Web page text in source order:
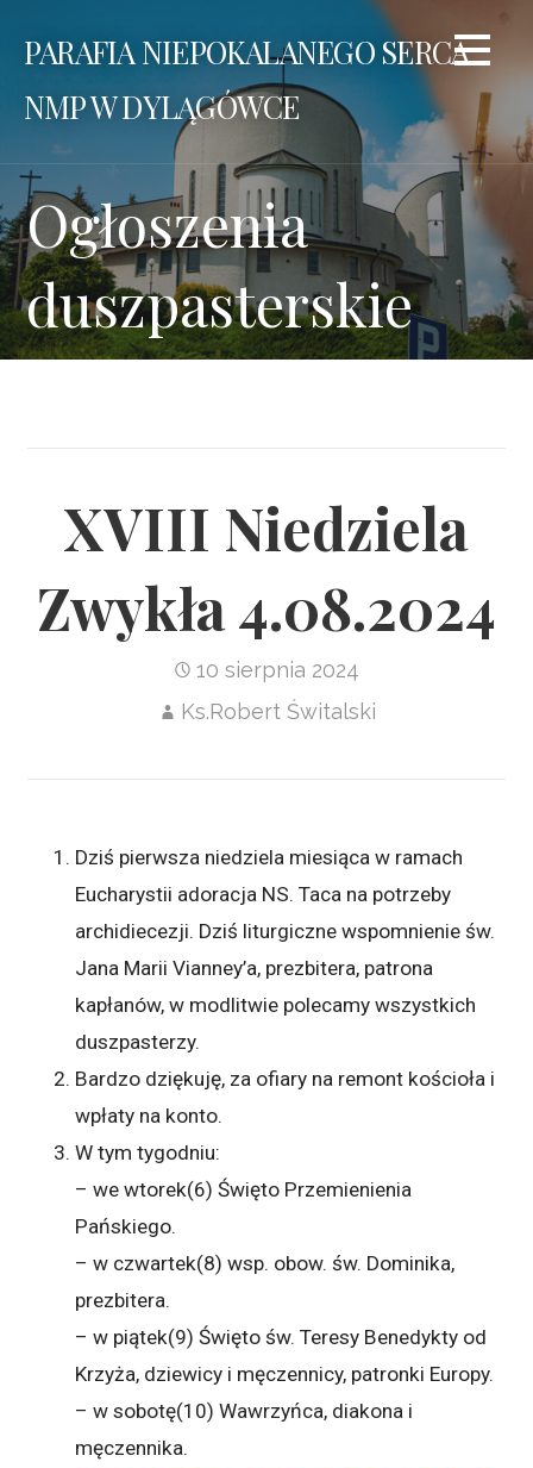
PARAFIA NIEPOKALANEGO SERCA
NMP W DYLĄGÓWCE
Ogłoszenia
duszpasterskie
XVIII Niedziela
Zwykła 4.08.2024
10 sierpnia 2024
Ks.Robert Świtalski
Dziś pierwsza niedziela miesiąca w ramach
Eucharystii adoracja NS. Taca na potrzeby
archidiecezji. Dziś liturgiczne wspomnienie św.
Jana Marii Vianney’a, prezbitera, patrona
kapłanów, w modlitwie polecamy wszystkich
duszpasterzy.
Bardzo dziękuję, za ofiary na remont kościoła i
wpłaty na konto.
W tym tygodniu:
– we wtorek(6) Święto Przemienienia
Pańskiego.
– w czwartek(8) wsp. obow. św. Dominika,
prezbitera.
– w piątek(9) Święto św. Teresy Benedykty od
Krzyża, dziewicy i męczennicy, patronki Europy.
– w sobotę(10) Wawrzyńca, diakona i
męczennika.